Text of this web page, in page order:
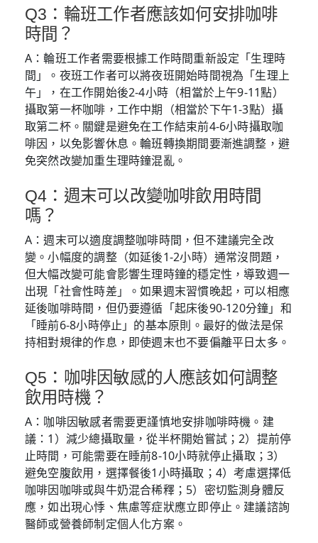
Q3：輪班工作者應該如何安排咖啡
時間？
A：輪班工作者需要根據工作時間重新設定「生理時
間」。夜班工作者可以將夜班開始時間視為「生理上
午」，在工作開始後2-4小時（相當於上午9-11點）
攝取第一杯咖啡，工作中期（相當於下午1-3點）攝
取第二杯。關鍵是避免在工作結束前4-6小時攝取咖
啡因，以免影響休息。輪班轉換期間要漸進調整，避
免突然改變加重生理時鐘混亂。
Q4：週末可以改變咖啡飲用時間
嗎？
A：週末可以適度調整咖啡時間，但不建議完全改
變。小幅度的調整（如延後1-2小時）通常沒問題，
但大幅改變可能會影響生理時鐘的穩定性，導致週一
出現「社會性時差」。如果週末習慣晚起，可以相應
延後咖啡時間，但仍要遵循「起床後90-120分鐘」和
「睡前6-8小時停止」的基本原則。最好的做法是保
持相對規律的作息，即使週末也不要偏離平日太多。
Q5：咖啡因敏感的人應該如何調整
飲用時機？
A：咖啡因敏感者需要更謹慎地安排咖啡時機。建
議：1）減少總攝取量，從半杯開始嘗試；2）提前停
止時間，可能需要在睡前8-10小時就停止攝取；3）
避免空腹飲用，選擇餐後1小時攝取；4）考慮選擇低
咖啡因咖啡或與牛奶混合稀釋；5）密切監測身體反
應，如出現心悸、焦慮等症狀應立即停止。建議諮詢
醫師或營養師制定個人化方案。